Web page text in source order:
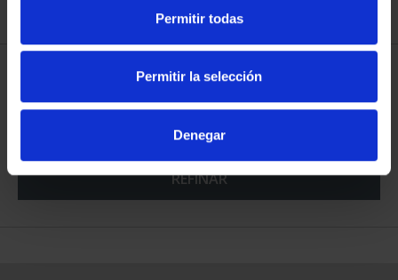
Permitir todas
Permitir la selección
Denegar
REFINAR